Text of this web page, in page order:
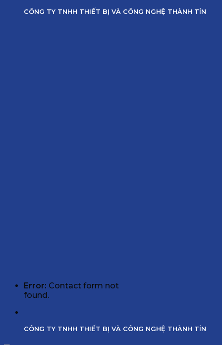
CÔNG TY TNHH THIẾT BỊ VÀ CÔNG NGHỆ THÀNH TÍN
Error: Contact form not
found.
CÔNG TY TNHH THIẾT BỊ VÀ CÔNG NGHỆ THÀNH TÍN